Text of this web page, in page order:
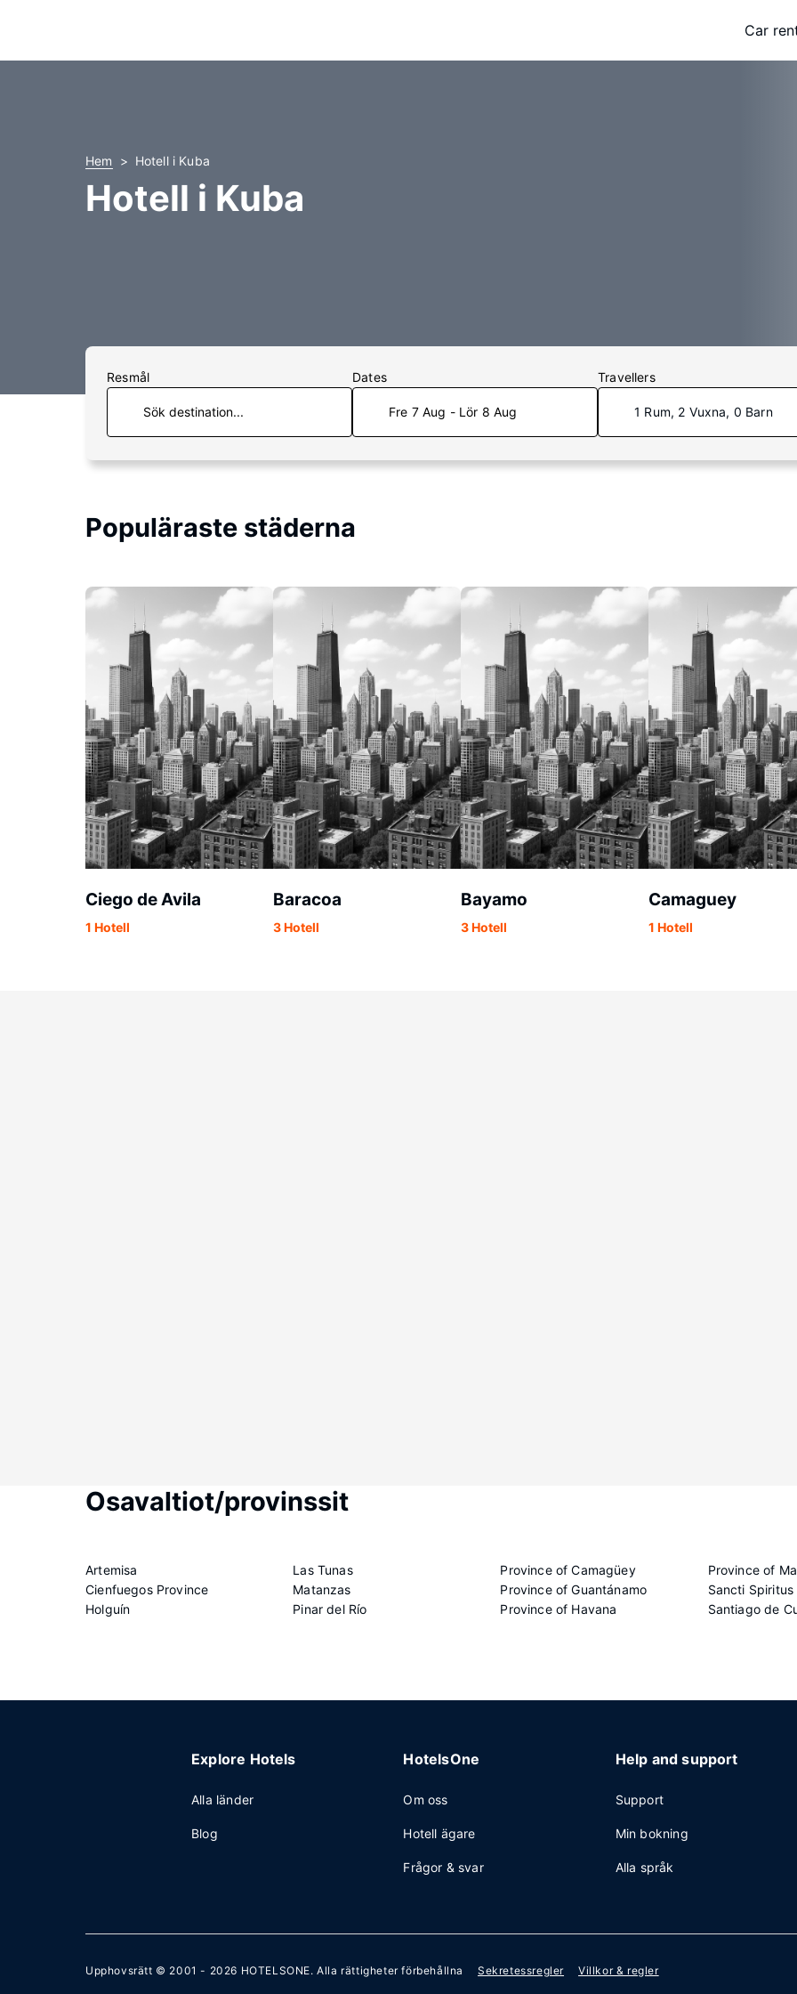
Car
Hem Hotell i Kuba
Hotell i Kuba
Resmål Dates
Fre 7 Aug - Lör 8 Aug
Travellers
1 Rum, 2 Vuxna, 0 Barn
Populäraste städerna
Ciego de Avila
1 Hotell
Baracoa
3 Hotell
Bayamo
3 Hotell
Camaguey
1 Hotell
Osavaltiot/provinssit
Artemisa
Cienfuegos Province
Holguín
Las Tunas
Matanzas
Pinar del Río
Province of Camagüey
Province of Guantánamo
Province of Havana
Province of
Sancti Spiritus
Santiago de
Explore Hotels
Alla länder
Blog
HotelsOne
Om oss
Hotell ägare
Frågor & svar
Help and support
Support
Min bokning
Alla språk
Upphovsrätt © 2001 - 2026 HOTELSONE. Alla rättigheter förbehållna Sekretessregler Villkor & regler